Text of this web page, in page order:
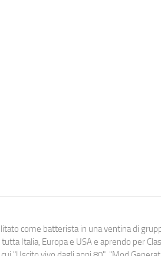
come batterista in una ventina di
Italia, Europa e USA e aprendo per